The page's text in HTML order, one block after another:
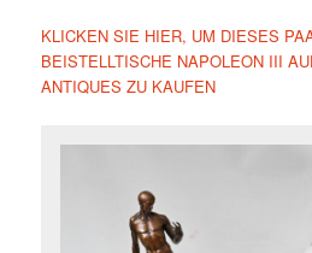
KLICKEN SIE HIER, UM DIESES
BEISTELLTISCHE NAPOLEON III
ANTIQUES ZU KAUFEN